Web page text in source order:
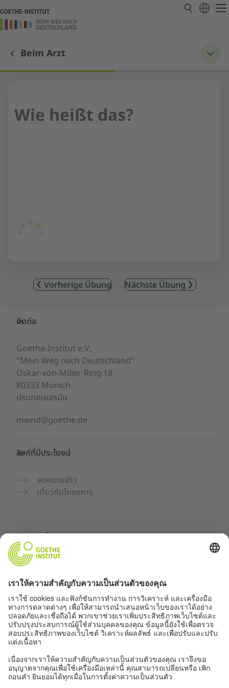
Beim Arzt
Wie heißt das?
Vorherige Übung Nächste Übung
Service- und Informationsbereich
ติดต่อ
Goethe-Institut e.V.
"Mein Weg nach Deutschland"
Oskar-von-Miller-Ring 18
80333 Munich
ประเทศเยอรมัน
mwnd@goethe.de
ลิงก์ที่มีประโยชน์
จดหมายข่าว
เกี่ยวกับโครงการ
เว็บไซต์เพิ่มเติม
ฝึกภาษาเยอรมันฟรี
หลักสูตรภาษาเยอรมันของ Goethe-Institut
พอร์ทัลสำหรับครู “Deutschstunde”
ความเป็นส่วนตัวและการเข้าถึง
การตั้งค่าความเป็นส่วนตัว